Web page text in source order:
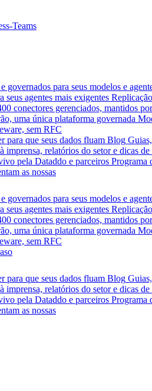
Teams
governados para seus modelos e
seus agentes mais exigentes
conectores gerenciados, mantidos
uma única plataforma governada
sem RFC
para que seus dados fluam Blog
imprensa, relatórios do setor e dicas de
pela Dataddo e parceiros Programa
as nossas
governados para seus modelos e
seus agentes mais exigentes
conectores gerenciados, mantidos
uma única plataforma governada
sem RFC
para que seus dados fluam Blog
imprensa, relatórios do setor e dicas de
pela Dataddo e parceiros Programa
as nossas